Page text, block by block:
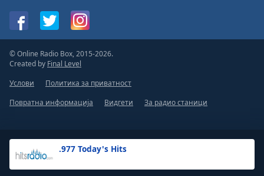
.977 Today's Hits
© Online Radio Box, 2015-2026.
Created by Final Level
Услови
Политика за приватност
Повратна информација
Видгети За радио станици